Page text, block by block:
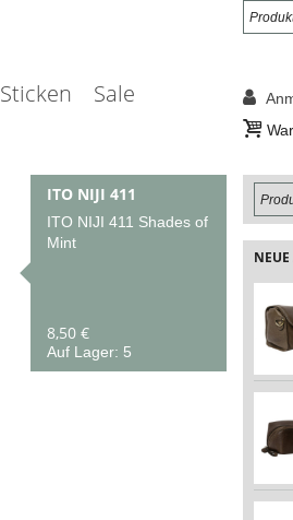
Sticken
Sale
ITO NIJI 411
ITO NIJI 411 Shades of
Mint
8,50 €
Auf Lager: 5